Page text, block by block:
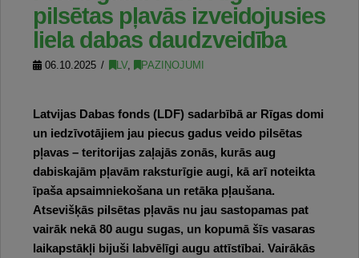
pilsētas pļavās izveidojusies
liela dabas daudzveidība
06.10.2025 LV, PAZIŅOJUMI
Latvijas Dabas fonds (LDF) sadarbībā ar Rīgas domi
un iedzīvotājiem jau piecus gadus veido pilsētas
pļavas – teritorijas zaļajās zonās, kurās aug
dabiskajām pļavām raksturīgie augi, kā arī noteikta
īpaša apsaimniekošana un retāka pļaušana.
Atsevišķās pilsētas pļavās nu jau sastopamas pat
vairāk nekā 80 augu sugas, un kopumā šīs vasaras
laikapstākļi bijuši labvēlīgi augu attīstībai. Vairākās